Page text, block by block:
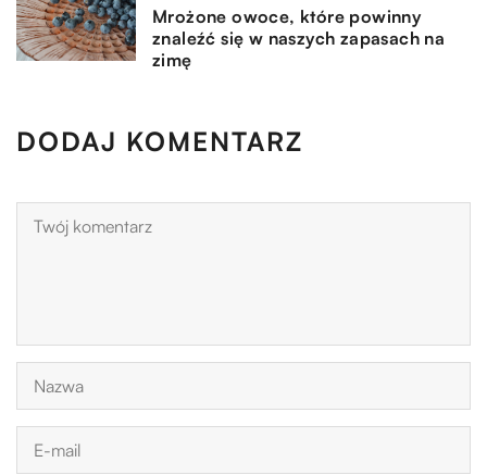
Mrożone owoce, które powinny
znaleźć się w naszych zapasach na
zimę
DODAJ KOMENTARZ